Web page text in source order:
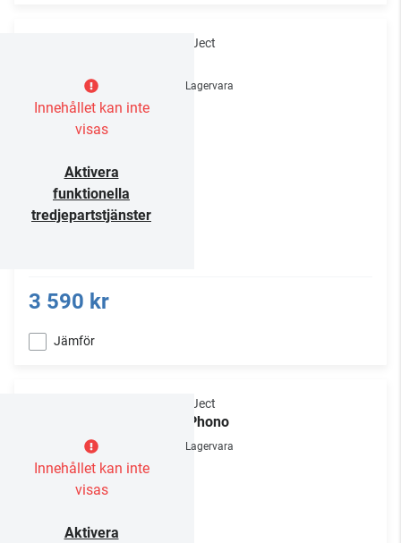
Innehållet kan inte
visas
Aktivera
funktionella
tredjepartstjänster
Pro-Ject
Lagervara
3 590 kr
Jämför
Innehållet kan inte
visas
Aktivera
Pro-Ject
E1 Phono
Lagervara